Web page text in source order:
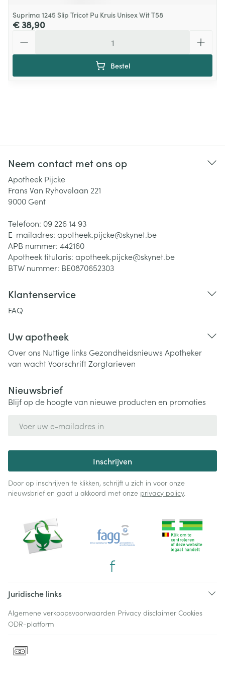
Suprima 1245 Slip Tricot Pu Kruis Unisex Wit T58
€ 38,90
Bestel
Neem contact met ons op
Apotheek Pijcke
Frans Van Ryhovelaan 221
9000 Gent
Telefoon: 09 226 14 93
E-mailadres: apotheek.pijcke@skynet.be
APB nummer: 442160
Apotheek titularis: apotheek.pijcke@skynet.be
BTW nummer: BE0870652303
Klantenservice
FAQ
Uw apotheek
Over ons Nuttige links Gezondheidsnieuws Apotheker
van wachtVoorschriftZorgtarieven
Nieuwsbrief
Blijf op de hoogte van nieuwe producten en promoties
Inschrijven
Door op inschrijven te klikken, schrijft u zich in voor onze
nieuwsbrief en gaat u akkoord met onze privacy policy.
Juridische links
Algemene verkoopsvoorwaarden Privacy disclaimer Cookies
ODR-platform